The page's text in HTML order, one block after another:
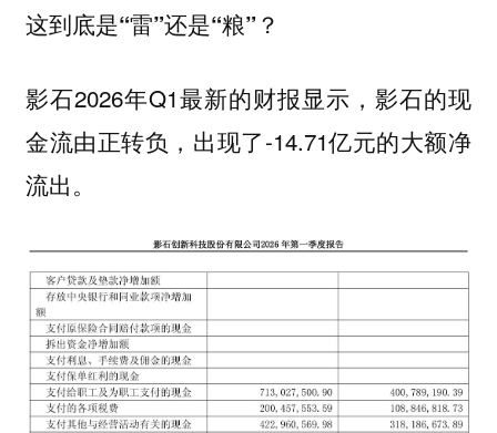
这到底是“雷”还是“粮”？
影石2026年Q1最新的财报显示，影石的现
金流由正转负，出现了-14.71亿元的大额净
流出。